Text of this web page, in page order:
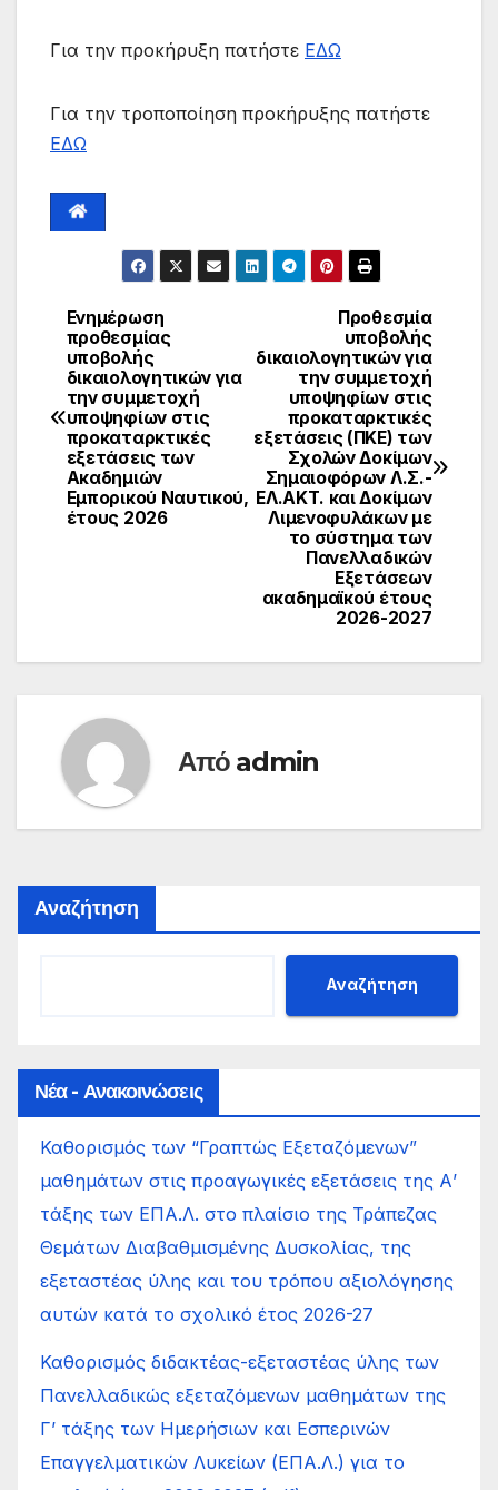
Για την προκήρυξη πατήστε ΕΔΩ
Για την τροποποίηση προκήρυξης πατήστε
ΕΔΩ
Προθεσμία
υποβολής
δικαιολογητικών για
την συμμετοχή
υποψηφίων στις
προκαταρκτικές
εξετάσεις (ΠΚΕ) των
Σχολών Δοκίμων
Σημαιοφόρων Λ.Σ.-
ΕΛ.ΑΚΤ. και Δοκίμων
Λιμενοφυλάκων με
το σύστημα των
Πανελλαδικών
Εξετάσεων
ακαδημαϊκού έτους
2026-2027
Ενημέρωση
προθεσμίας
υποβολής
δικαιολογητικών για
την συμμετοχή
υποψηφίων στις
προκαταρκτικές
εξετάσεις των
Ακαδημιών
Εμπορικού Ναυτικού,
έτους 2026
Από admin
Αναζήτηση
Αναζήτηση
Νέα - Ανακοινώσεις
Καθορισμός των “Γραπτώς Εξεταζόμενων”
μαθημάτων στις προαγωγικές εξετάσεις της Α’
τάξης των ΕΠΑ.Λ. στο πλαίσιο της Τράπεζας
Θεμάτων Διαβαθμισμένης Δυσκολίας, της
εξεταστέας ύλης και του τρόπου αξιολόγησης
αυτών κατά το σχολικό έτος 2026-27
Καθορισμός διδακτέας-εξεταστέας ύλης των
Πανελλαδικώς εξεταζόμενων μαθημάτων της
Γ’ τάξης των Ημερήσιων και Εσπερινών
Επαγγελματικών Λυκείων (ΕΠΑ.Λ.) για το